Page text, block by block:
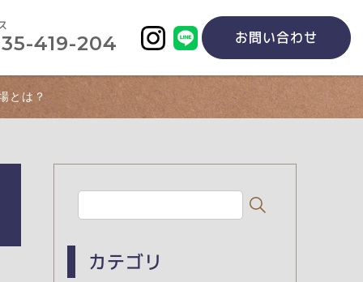
419-204 お問い合わせ
とは？
カテゴリ